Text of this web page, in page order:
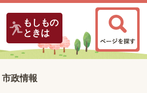
もしもの
ときは
市政情報